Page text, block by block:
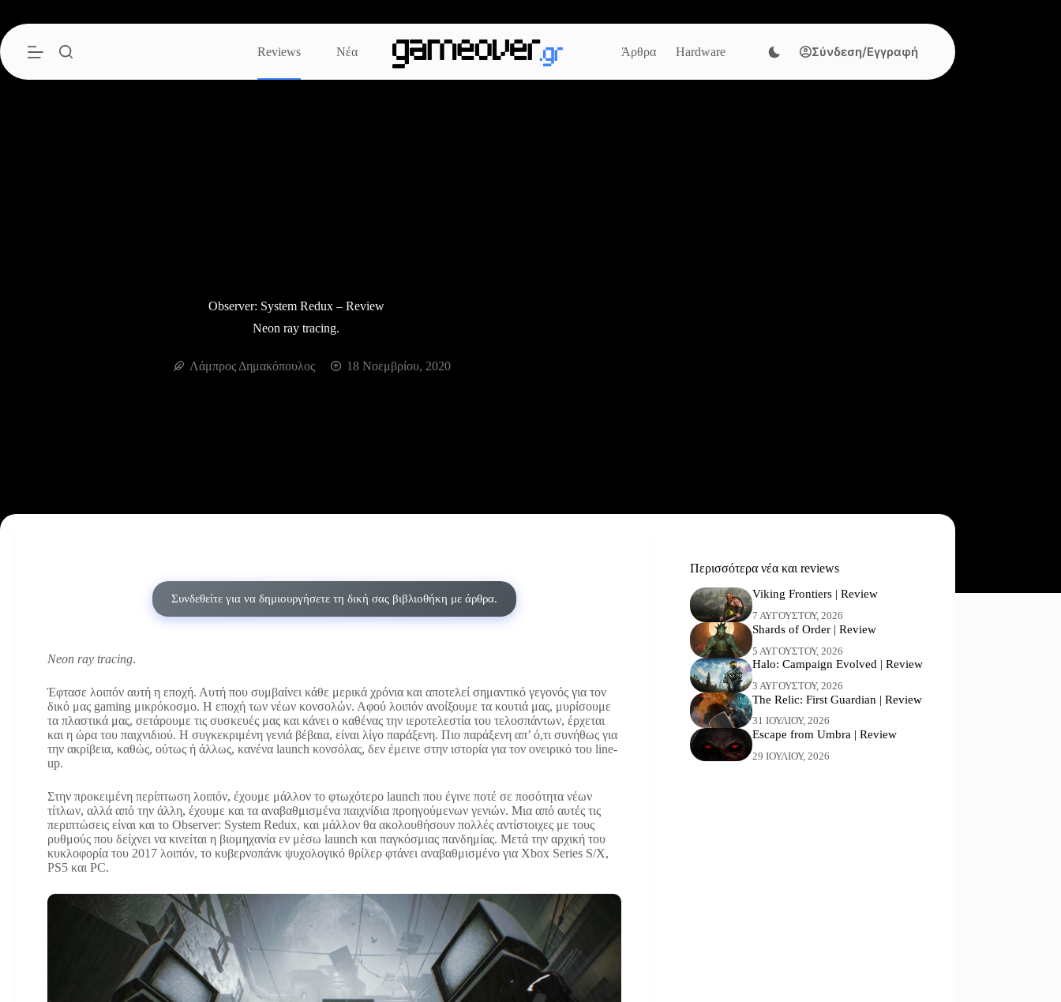
περιεχόμενο
Reviews
Νέα Άρθρα Hardware Σύνδεση/Εγγραφή
Observer: System Redux – Review
Neon ray tracing.
Λάμπρος Δημακόπουλος 18 Νοεμβρίου, 2020
Συνδεθείτε για να δημιουργήσετε τη δική σας βιβλιοθήκη με άρθρα.
Neon ray tracing.
Έφτασε λοιπόν αυτή η εποχή. Αυτή που συμβαίνει κάθε μερικά χρόνια και αποτελεί σημαντικό γεγονός για τον
δικό μας gaming μικρόκοσμο. Η εποχή των νέων κονσολών. Αφού λοιπόν ανοίξουμε τα κουτιά μας, μυρίσουμε
τα πλαστικά μας, σετάρουμε τις συσκευές μας και κάνει ο καθένας την ιεροτελεστία του τελοσπάντων, έρχεται
και η ώρα του παιχνιδιού. Η συγκεκριμένη γενιά βέβαια, είναι λίγο παράξενη. Πιο παράξενη απ’ ό,τι συνήθως για
την ακρίβεια, καθώς, ούτως ή άλλως, κανένα launch κονσόλας, δεν έμεινε στην ιστορία για τον ονειρικό του line-
up.
Στην προκειμένη περίπτωση λοιπόν, έχουμε μάλλον το φτωχότερο launch που έγινε ποτέ σε ποσότητα νέων
τίτλων, αλλά από την άλλη, έχουμε και τα αναβαθμισμένα παιχνίδια προηγούμενων γενιών. Μια από αυτές τις
περιπτώσεις είναι και το Observer: System Redux, και μάλλον θα ακολουθήσουν πολλές αντίστοιχες με τους
ρυθμούς που δείχνει να κινείται η βιομηχανία εν μέσω launch και παγκόσμιας πανδημίας. Μετά την αρχική του
κυκλοφορία του 2017 λοιπόν, το κυβερνοπάνκ ψυχολογικό θρίλερ φτάνει αναβαθμισμένο για Xbox Series S/X,
PS5 και PC.
Περισσότερα νέα και reviews
Viking Frontiers | Review
7 ΑΥΓΟΎΣΤΟΥ, 2026
Shards of Order | Review
5 ΑΥΓΟΎΣΤΟΥ, 2026
Halo: Campaign Evolved | Review
3 ΑΥΓΟΎΣΤΟΥ, 2026
The Relic: First Guardian | Review
31 ΙΟΥΛΊΟΥ, 2026
Escape from Umbra | Review
29 ΙΟΥΛΊΟΥ, 2026